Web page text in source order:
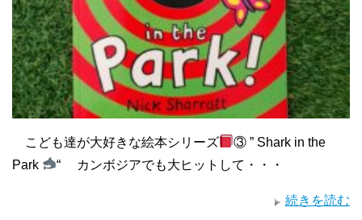
こども達が大好きな絵本シリーズ
③ ” Shark in the
Park
“ カンボジアでも大ヒットして・・・
続きを読む